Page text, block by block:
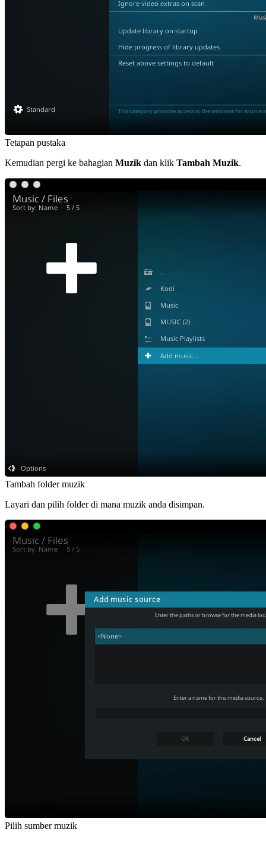
Tetapan pustaka
Kemudian pergi ke bahagian Muzik dan klik Tambah Muzik.
Tambah folder muzik
Layari dan pilih folder di mana muzik anda disimpan.
Pilih sumber muzik